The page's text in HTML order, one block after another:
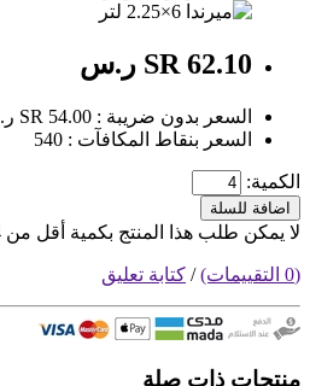
SR 62.10 ر.س
السعر بدون ضريبة : SR 54.00 ر.س
السعر بنقاط المكافآت : 540
الكمية:
اضافة للسلة
لا يمكن طلب هذا المنتج بكمية أقل من 4
(0 التقييمات) / كتابة تعليق
منتجات ذات صلة